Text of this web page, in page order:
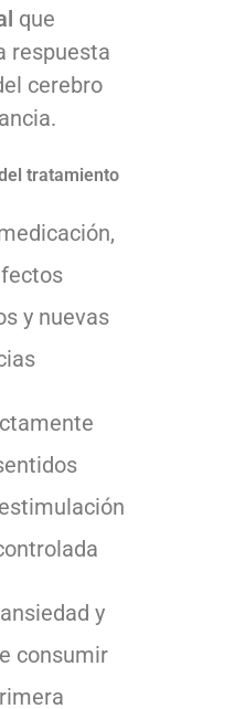
que
respuesta
cerebro
tratamiento
y nuevas
y
consumir